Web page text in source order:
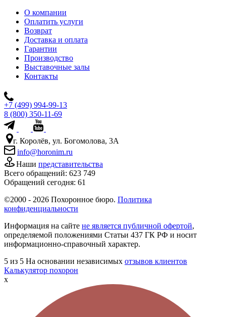
О компании
Оплатить услуги
Возврат
Доставка и оплата
Гарантии
Производство
Выставочные залы
Контакты
+7 (499) 994-99-13
8 (800) 350-11-69
г. Королёв, ул. Богомолова, 3А
info@horonim.ru
Наши представительства
Всего обращений: 623 749
Обращений сегодня: 61
©2000 - 2026 Похоронное бюро. Политика
конфиденциальности
Информация на сайте не является публичной офертой,
определяемой положениями Статьи 437 ГК РФ и носит
информационно-справочный характер.
5 из 5 На основании независимых отзывов клиентов
Калькулятор похорон
x